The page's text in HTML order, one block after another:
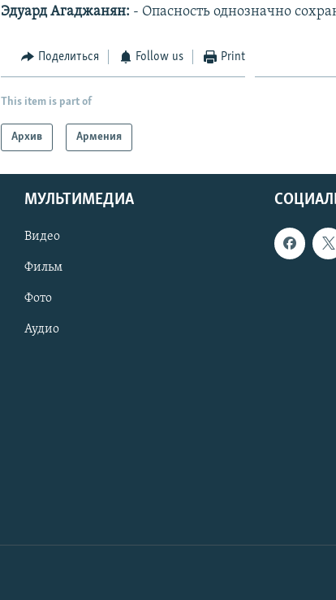
Эдуард Агаджанян: - Опасность однозначно
Поделиться Follow us Print
This item is part of
Архив Армения
МУЛЬТИМЕДИА
Видео
Фильм
Фото
Аудио